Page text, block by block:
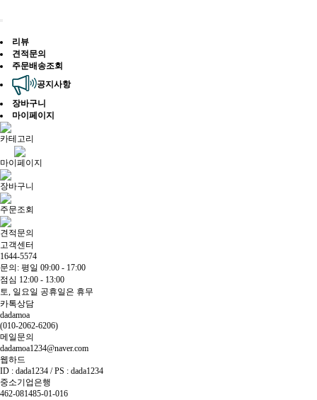
리뷰
견적문의
주문배송조회
공지사항
장바구니
마이페이지
카테고리
마이페이지
장바구니
주문조회
견적문의
고객센터
1644-5574
문의: 평일 09:00 - 17:00
점심 12:00 - 13:00
토, 일요일 공휴일은 휴무
카톡상담
dadamoa
(010-2062-6206)
메일문의
dadamoa1234@naver.com
웹하드
ID : dada1234 / PS : dada1234
중소기업은행
462-081485-01-016